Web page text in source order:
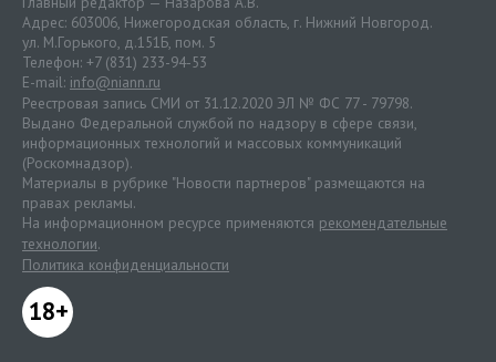
Адрес: 603006, Нижегородская область, г. Нижний Новгород.
ул. М.Горького, д.151Б, пом. 5
Телефон: +7 (831) 233-94-53
E-mail: info@niann.ru
Реестровая запись СМИ от 31.12.2020 ЭЛ № ФС 77 - 79798.
Выдано Федеральной службой по надзору в сфере связи,
информационных технологий и массовых коммуникаций
(Роскомнадзор).
Материалы в рубрике "Новости партнеров" размещаются на
правах рекламы.
На информационном ресурсе применяются рекомендательные
технологии.
Политика конфиденциальности
18+